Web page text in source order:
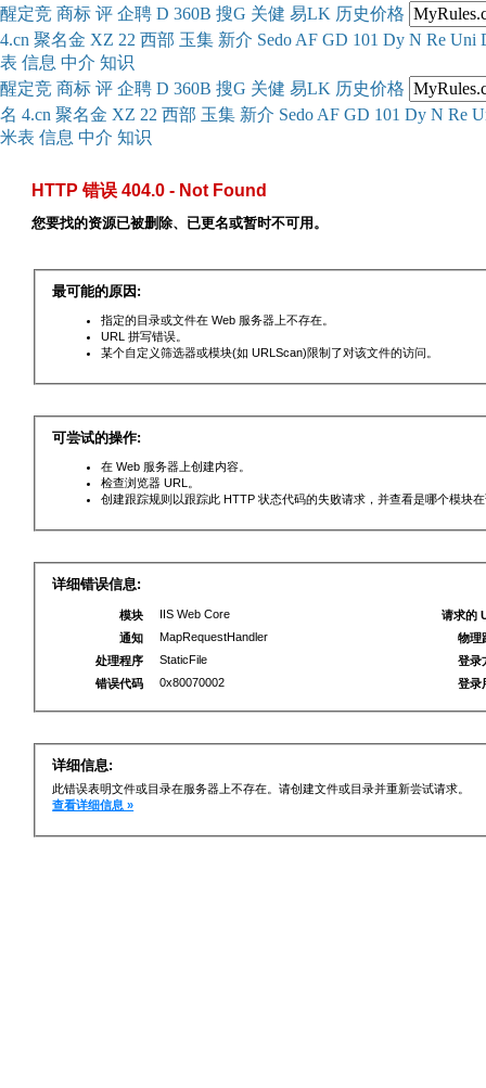
醒定竞 商标 评 企聘 D 360B 搜G 关健 易LK 历史价格
4.cn 聚名金 XZ 22 西部 玉集 新介 Sedo AF GD 101 Dy N Re Uni
表 信息 中介 知识